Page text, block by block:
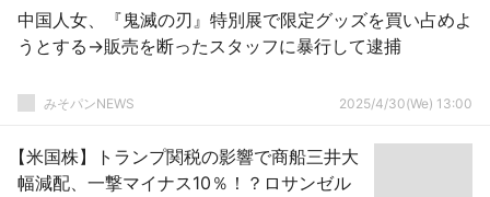
中国人女、『鬼滅の刃』特別展で限定グッズを買い占めよ
うとする→販売を断ったスタッフに暴行して逮捕
みそパンNEWS 2025/4/30(We) 13:00
【米国株】トランプ関税の影響で商船三井大
幅減配、一撃マイナス10％！？ロサンゼル